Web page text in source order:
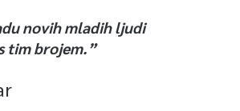
novih mladih ljudi
tim brojem.”